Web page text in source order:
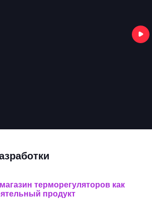
терморегуляторов как
продукт